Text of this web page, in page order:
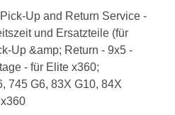
Up and Return Service -
und Ersatzteile (für
Up &amp; Return - 9x5 -
- für Elite x360;
745 G6, 83X G10, 84X